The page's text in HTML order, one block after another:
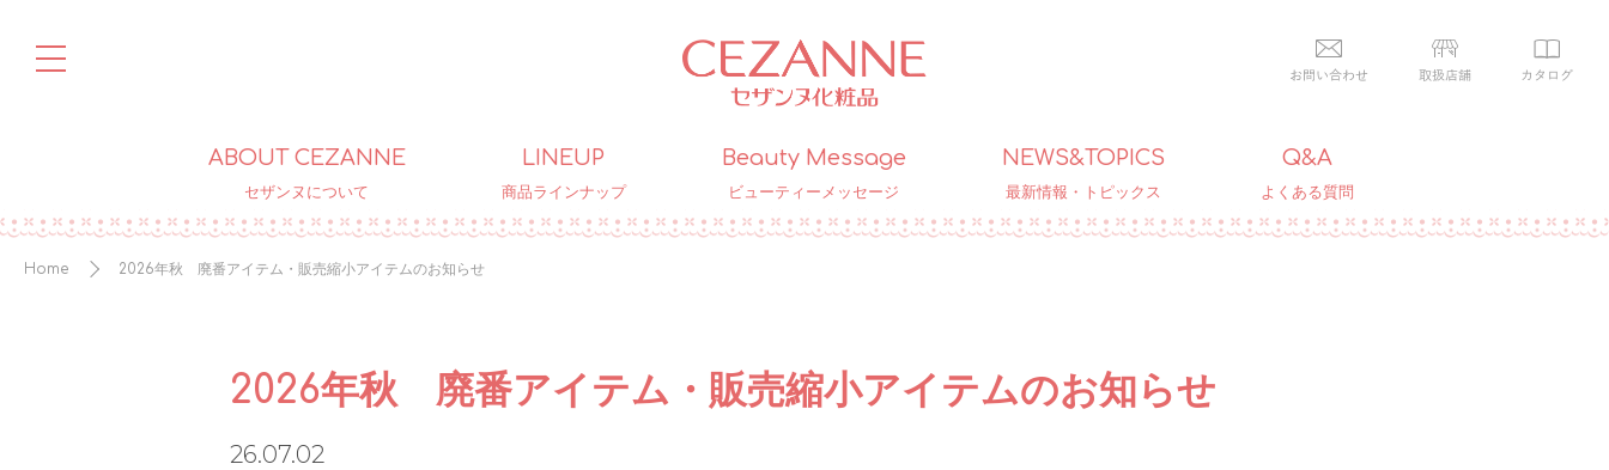
ABOUT CEZANNE
セザンヌについて
LINEUP
商品ラインナップ
Beauty Message
ビューティーメッセージ
NEWS&TOPICS
最新情報・トピックス
Q&A
よくある質問
Home 2026年秋 廃番アイテム・販売縮小アイテムのお知らせ
2026年秋 廃番アイテム・販売縮小アイテムのお知らせ
26.07.02